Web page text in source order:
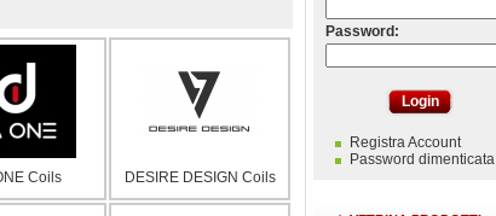
Password:
Login
Registra Account
Password dimenticata
Coils DESIRE DESIGN Coils